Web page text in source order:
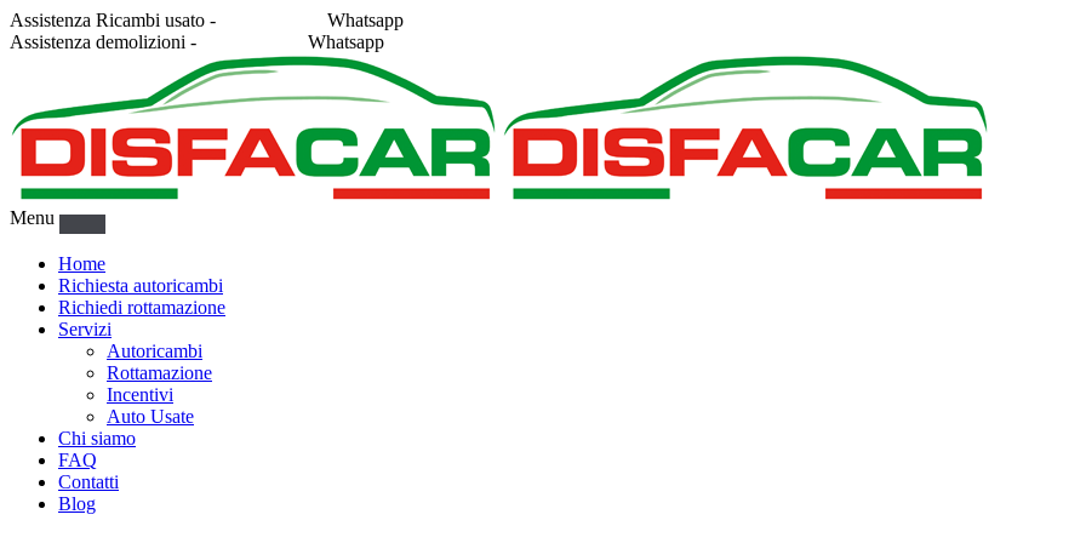
Assistenza Ricambi usato -
Whatsapp
Assistenza demolizioni -
Whatsapp
Menu
Home
Richiesta autoricambi
Richiedi rottamazione
Servizi
Autoricambi
Rottamazione
Incentivi
Auto Usate
Chi siamo
FAQ
Contatti
Blog